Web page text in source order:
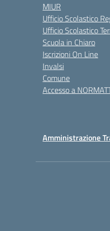
MIUR
Ufficio Scolastico
Ufficio Scolastico
Scuola in Chiaro
Iscrizioni On Line
Invalsi
Comune
Accesso a
Amministrazione